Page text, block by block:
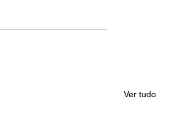
Ver tudo